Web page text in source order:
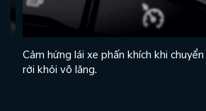
Cảm hứng lái xe phấn khích khi chuyển
rời khỏi vô lăng.